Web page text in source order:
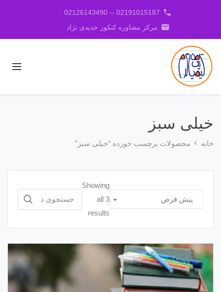
phone
02191015187 -- 02126143490
email مرکز مشاوره کنکور جدیدی نژاد
خیلی سبز
خانه محصولات برچسب خورده “خیلی سبز”
پیش فرض
Showing
all 3
results
برای: